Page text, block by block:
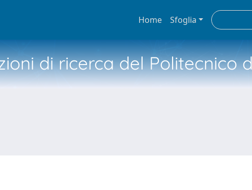
Home Sfoglia
di ricerca del Politecnico